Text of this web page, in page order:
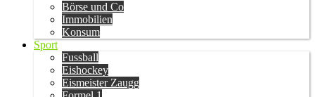
Börse und Co
Immobilien
Konsum
Sport
Fussball
Eishockey
Eismeister Zaugg